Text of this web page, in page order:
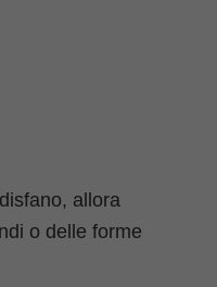
allora
o delle forme